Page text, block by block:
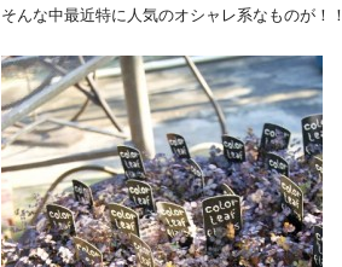
そんな中最近特に人気のオシャレ系なものが！！